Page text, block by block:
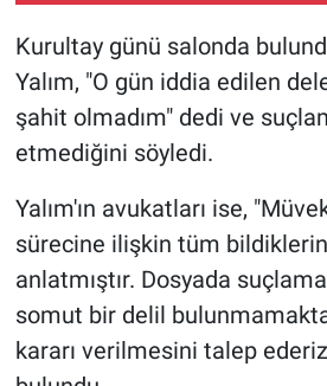
Kurultay günü salonda
Yalım, "O gün iddia edilen
şahit olmadım" dedi ve
etmediğini söyledi.
Yalım'ın avukatları ise,
sürecine ilişkin tüm
anlatmıştır. Dosyada
somut bir delil
kararı verilmesini talep